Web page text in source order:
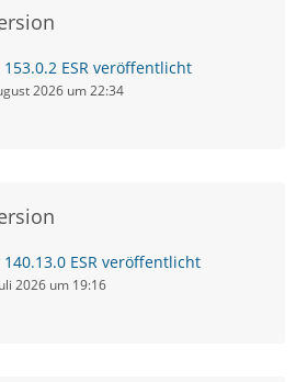
ESR veröffentlicht
2026 um 22:34
ESR veröffentlicht
2026 um 19:16